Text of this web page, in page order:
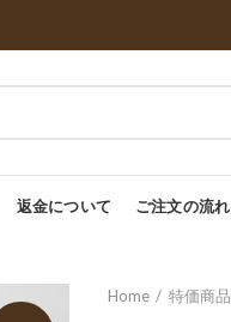
返金について ご注文の流れ
Home 特価商品